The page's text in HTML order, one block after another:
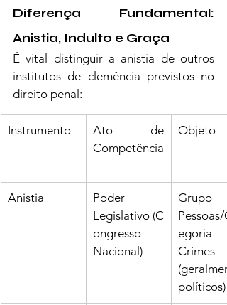
Diferença Fundamental:
Anistia, Indulto e Graça
É vital distinguir a anistia de outros
institutos de clemência previstos no
direito penal:
Instrumento
Ato de
Competência
Objeto
Anistia
Poder
Legislativo (C
ongresso
Nacional)
Grupo
Pessoas/
egoria
Crimes
políticos)